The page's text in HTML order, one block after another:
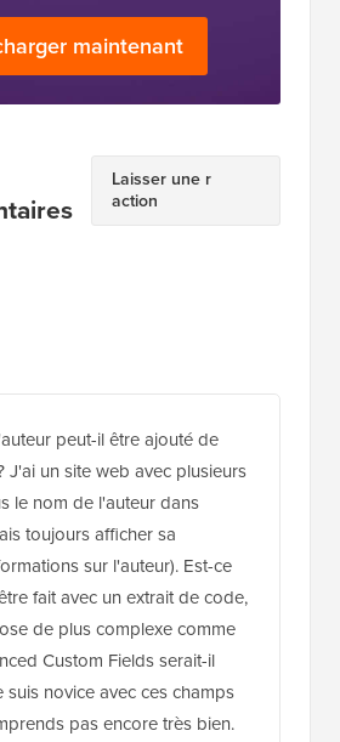
le nom de l'auteur dans
toujours afficher sa
Custom Fields serait-il
novice avec ces champs
pas encore très bien.
coauteurs sont dans vos
vous pouvez utiliser
ADMIN